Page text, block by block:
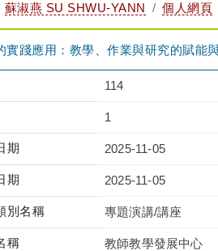
蘇淑燕 SU SHWU-YANN 個人網頁
實踐應用：教學、作業與研究的賦能
114
1
期 2025-11-05
期 2025-11-05
別名稱 專題演講/講座
稱 教師教學發展中心